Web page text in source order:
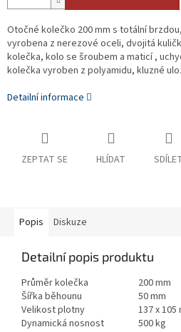
Otočné kolečko 200 mm s totální
vyrobena z nerezové oceli, dvojitá
kolečka, kolo se šroubem a maticí ,
kolečka vyroben z polyamidu, kluzné
Detailní informace
ZEPTAT SE HLÍDAT
Popis Diskuze
Detailní popis produktu
Průměr kolečka
200 mm
Šířka běhounu
50 mm
Velikost plotny
137 x 105
Dynamická nosnost
500 kg